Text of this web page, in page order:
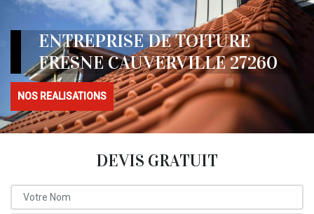
ENTREPRISE DE TOITURE
FRESNE CAUVERVILLE 27260
NOS REALISATIONS
DEVIS GRATUIT